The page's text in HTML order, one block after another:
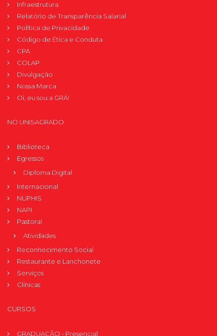
Infraestrutura
Relatório de Transparência Salarial
Política de Privacidade
Código de Ética e Conduta
CPA
COLAP
Divulgação
Nossa Marca
Oi, eu sou a GRÁ!
NO UNISAGRADO
Biblioteca
Egressos
Diploma Digital
Internacional
NUPHIS
NAPI
Pastoral
Atividades
Reconhecimento Social
Restaurante e Lanchonete
Serviços
Clínicas
CURSOS
GRADUAÇÃO - Presencial